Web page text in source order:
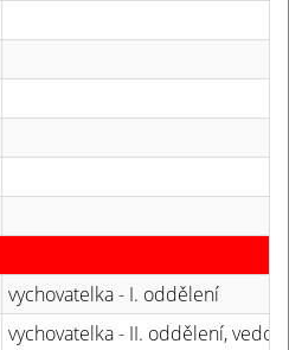
vychovatelka - I. oddělení
vychovatelka - II. oddělení,